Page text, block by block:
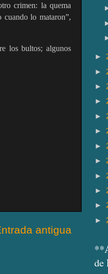
crimen: la quema
cuando lo mataron”,
los bultos; algunos
antigua
►
►
►
►
►
►
►
►
►
►
►
►
de